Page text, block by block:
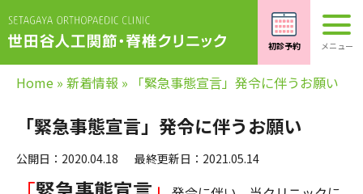
Home » 新着情報 » 「緊急事態宣言」発令に伴うお願い
「緊急事態宣言」発令に伴うお願い
公開日：2020.04.18 最終更新日：2021.05.14